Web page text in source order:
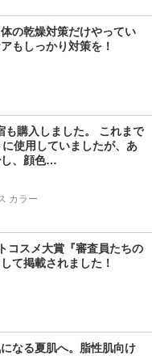
の乾燥対策だけやってい
もしっかり対策を！
も購入しました。 これまで
使用していましたが、あ
し、顔色…
カラー
コスメ大賞『審査員たちの
て掲載されました！
なる夏肌へ。脂性肌向け